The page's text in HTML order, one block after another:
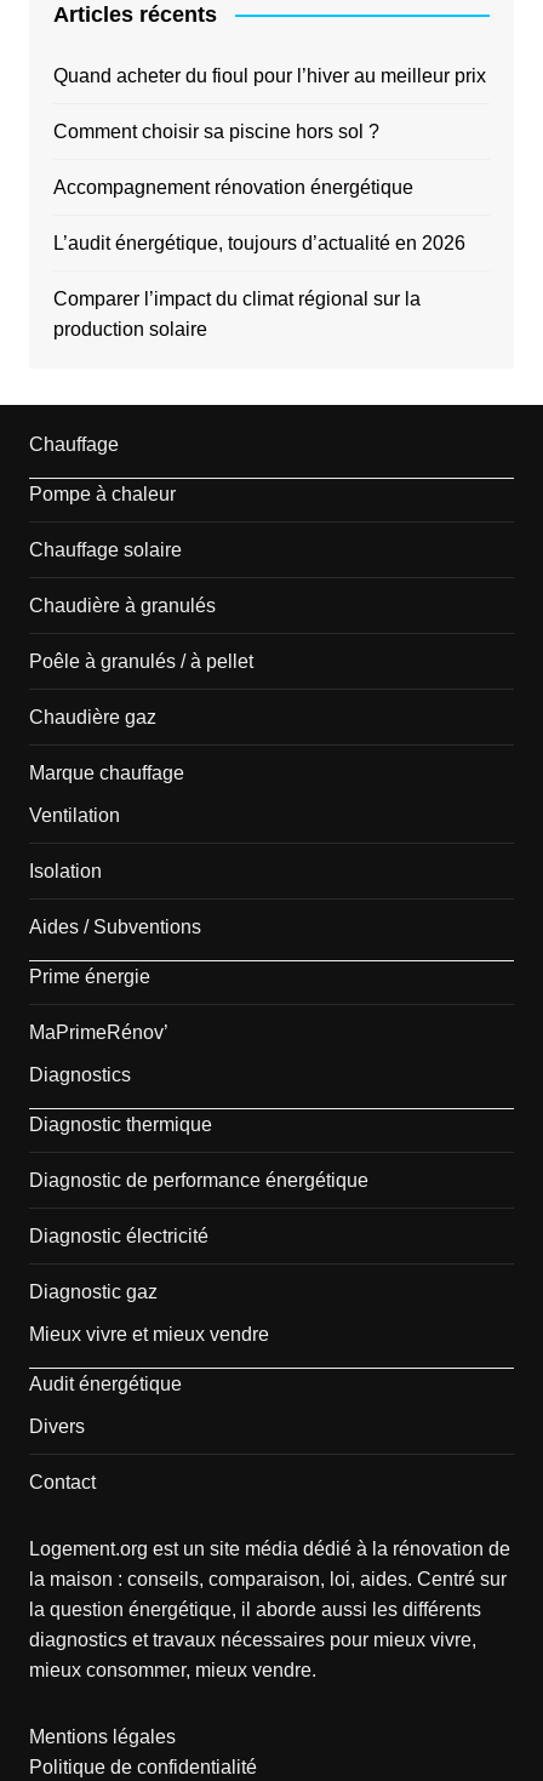
Articles récents
Quand acheter du fioul pour l’hiver au meilleur prix
Comment choisir sa piscine hors sol ?
Accompagnement rénovation énergétique
L’audit énergétique, toujours d’actualité en 2026
Comparer l’impact du climat régional sur la
production solaire
Chauffage
Pompe à chaleur
Chauffage solaire
Chaudière à granulés
Poêle à granulés / à pellet
Chaudière gaz
Marque chauffage
Ventilation
Isolation
Aides / Subventions
Prime énergie
MaPrimeRénov’
Diagnostics
Diagnostic thermique
Diagnostic de performance énergétique
Diagnostic électricité
Diagnostic gaz
Mieux vivre et mieux vendre
Audit énergétique
Divers
Contact
Logement.org est un site média dédié à la rénovation de
la maison : conseils, comparaison, loi, aides. Centré sur
la question énergétique, il aborde aussi les différents
diagnostics et travaux nécessaires pour mieux vivre,
mieux consommer, mieux vendre.
Mentions légales
Politique de confidentialité